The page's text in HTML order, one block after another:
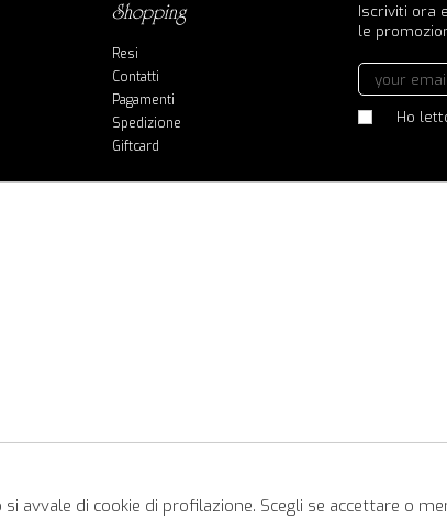
shopping
Resi
Contatti
Pagamenti
Spedizione
Giftcard
Iscriviti ora
le
Ho
avvale di cookie di profilazione. Scegli se accettare o